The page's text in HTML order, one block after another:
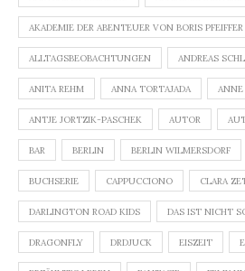
AKADEMIE DER ABENTEUER VON BORIS PFEIFFER
ALLTAGSBEOBACHTUNGEN ANDREAS
ANITA REHM ANNA TORTAJADA ANNE
ANTJE JORTZIK-PASCHEK AUTOR
BAR BERLIN BERLIN WILMERSDORF
BUCHSERIE CAPPUCCIONO CLARA
DARLINGTON ROAD KIDS DAS IST NICHT
DRAGONFLY DRDJUCK EISZEIT